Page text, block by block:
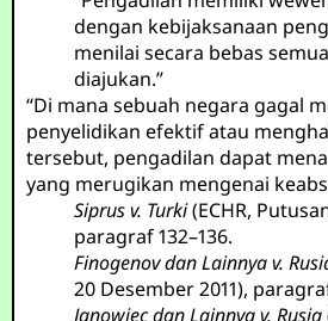
dengan kebijaksanaan
menilai secara bebas
diajukan.”
“Di mana sebuah negara gagal
penyelidikan efektif atau
tersebut, pengadilan dapat
yang merugikan mengenai
Siprus v. Turki(ECHR,
paragraf 132–136.
Finogenov dan Lainnya v.
20 Desember 2011),
Janowiec dan Lainnya v. Rusia